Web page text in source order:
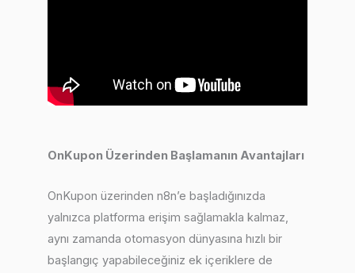
OnKupon Üzerinden Başlamanın Avantajları
OnKupon üzerinden n8n’e başladığınızda
yalnızca platforma erişim sağlamakla kalmaz,
aynı zamanda otomasyon dünyasına hızlı bir
başlangıç yapabileceğiniz ek içeriklere de